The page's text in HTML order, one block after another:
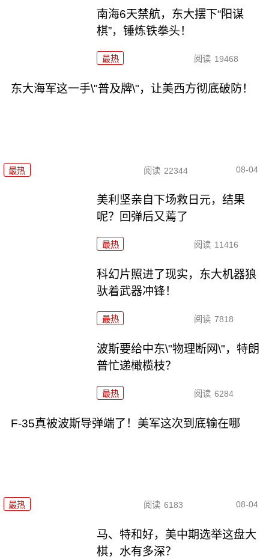
南海6天禁航，东大摆下“阳谋
棋”，锤炼铁拳头！
最热 阅读 19468
东大海军这一手\"普及牌\"，让美西方彻底破防！
最热 阅读 22344 08-04
美利坚亲自下场救日元，结果
呢？回弹后又蔫了
最热 阅读 11416
科幻片照进了现实，东大机器狼
驮着武器冲锋！
最热 阅读 7818
波斯要给中东\"物理断网\"，特朗
普忙递橄榄枝？
最热 阅读 6284
F-35真被波斯导弹端了！美军这次到底输在哪
最热 阅读 6183 08-04
马、特和好，美中期选举这盘大
棋，水有多深？